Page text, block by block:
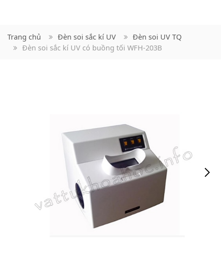
Trang chủ Đèn soi sắc kí UV
Đèn soi UV TQ
Đèn soi sắc kí UV có buồng tối WFH-203B